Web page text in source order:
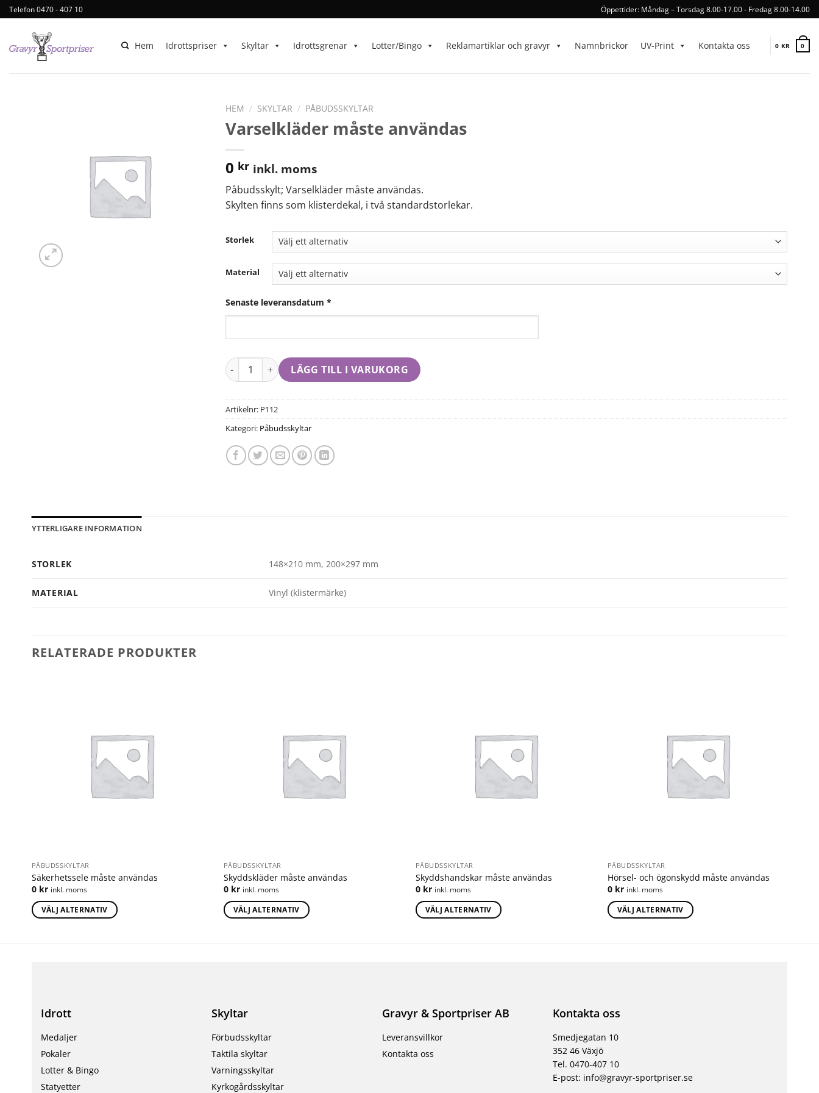
Telefon 0470 - 407 10 Öppettider: Måndag – Torsdag 8.00-17.00 - Fredag 8.00-14.00
Hem Idrottspriser Skyltar Idrottsgrenar Lotter/Bingo Reklamartiklar och gravyr Namnbrickor UV-Print Kontakta oss 0 KR 0
HEM / SKYLTAR / PÅBUDSSKYLTAR
Varselkläder måste användas
0 kr inkl. moms
Påbudsskylt; Varselkläder måste användas.
Skylten finns som klisterdekal, i två standardstorlekar.
Storlek
Material
Senaste leveransdatum *
LÄGG TILL I VARUKORG
Artikelnr: P112
Kategori: Påbudsskyltar
YTTERLIGARE INFORMATION
STORLEK 148×210 mm, 200×297 mm
MATERIAL Vinyl (klistermärke)
RELATERADE PRODUKTER
PÅBUDSSKYLTAR
Säkerhetssele måste användas
0 kr inkl. moms
VÄLJ ALTERNATIV
PÅBUDSSKYLTAR
Skyddskläder måste användas
0 kr inkl. moms
VÄLJ ALTERNATIV
PÅBUDSSKYLTAR
Skyddshandskar måste användas
0 kr inkl. moms
VÄLJ ALTERNATIV
PÅBUDSSKYLTAR
Hörsel- och ögonskydd måste användas
0 kr inkl. moms
VÄLJ ALTERNATIV
Idrott
Medaljer
Pokaler
Lotter & Bingo
Statyetter
Skyltar
Förbudsskyltar
Taktila skyltar
Varningsskyltar
Kyrkogårdsskyltar
Gravyr & Sportpriser AB
Leveransvillkor
Kontakta oss
Kontakta oss
Smedjegatan 10
352 46 Växjö
Tel. 0470-407 10
E-post: info@gravyr-sportpriser.se